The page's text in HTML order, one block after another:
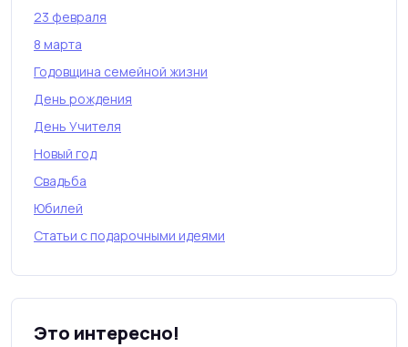
23 февраля
8 марта
Годовщина семейной жизни
День рождения
День Учителя
Новый год
Свадьба
Юбилей
Статьи с подарочными идеями
Это интересно!